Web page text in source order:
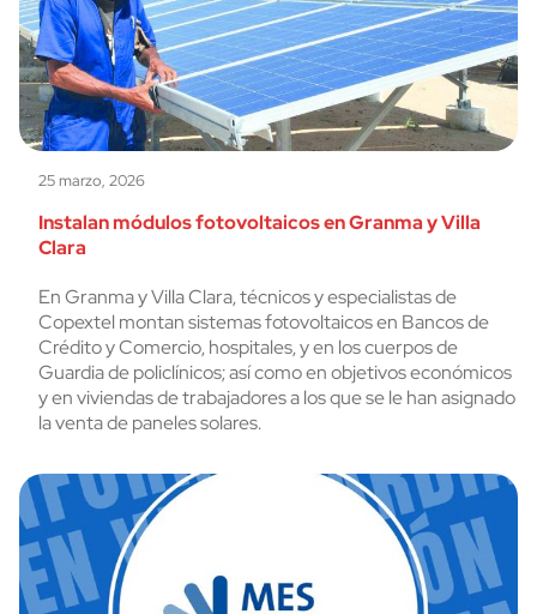
25 marzo, 2026
Instalan módulos fotovoltaicos en Granma y Villa
Clara
En Granma y Villa Clara, técnicos y especialistas de
Copextel montan sistemas fotovoltaicos en Bancos de
Crédito y Comercio, hospitales, y en los cuerpos de
Guardia de policlínicos; así como en objetivos económicos
y en viviendas de trabajadores a los que se le han asignado
la venta de paneles solares.